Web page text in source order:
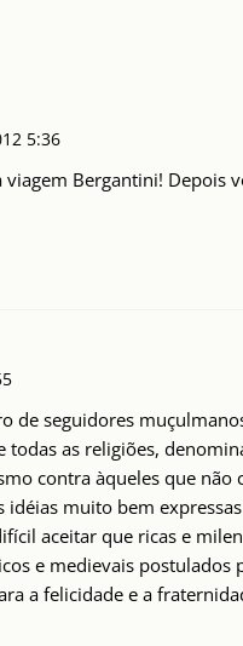
5:36
Bergantini! Depois
de seguidores
as religiões,
contra àqueles que não
idéias muito bem
aceitar que ricas e
e medievais postulados
a felicidade e a